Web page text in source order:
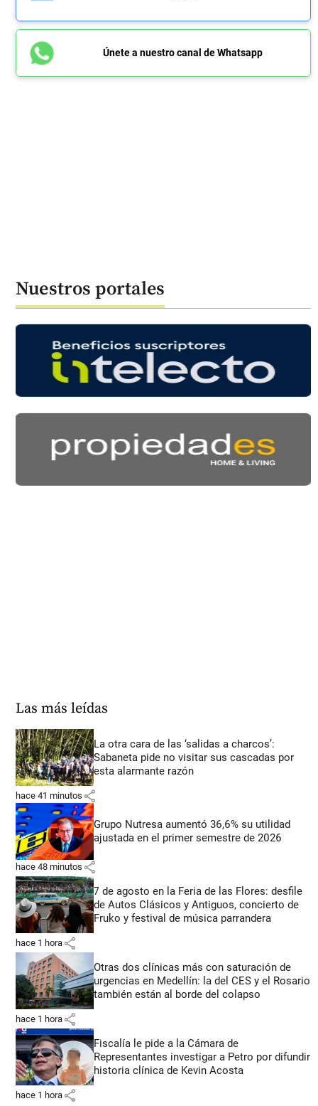
Únete a nuestro canal de Whatsapp
Nuestros portales
Las más leídas
La otra cara de las ‘salidas a charcos’:
Sabaneta pide no visitar sus cascadas por
esta alarmante razón
hace 41 minutos share
Grupo Nutresa aumentó 36,6% su utilidad
ajustada en el primer semestre de 2026
hace 48 minutos share
7 de agosto en la Feria de las Flores: desfile
de Autos Clásicos y Antiguos, concierto de
Fruko y festival de música parrandera
hace 1 hora share
Otras dos clínicas más con saturación de
urgencias en Medellín: la del CES y el Rosario
también están al borde del colapso
hace 1 hora share
Fiscalía le pide a la Cámara de
Representantes investigar a Petro por difundir
historia clínica de Kevin Acosta
hace 1 hora share